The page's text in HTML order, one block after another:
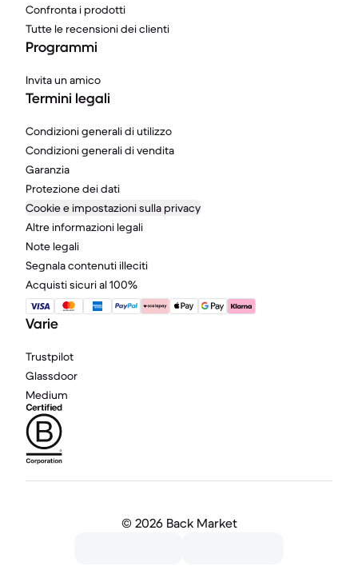
Confronta i prodotti
Tutte le recensioni dei clienti
Programmi
Invita un amico
Termini legali
Condizioni generali di utilizzo
Condizioni generali di vendita
Garanzia
Protezione dei dati
Cookie e impostazioni sulla privacy
Altre informazioni legali
Note legali
Segnala contenuti illeciti
Acquisti sicuri al 100%
Varie
Trustpilot
Glassdoor
Medium
© 2026 Back Market